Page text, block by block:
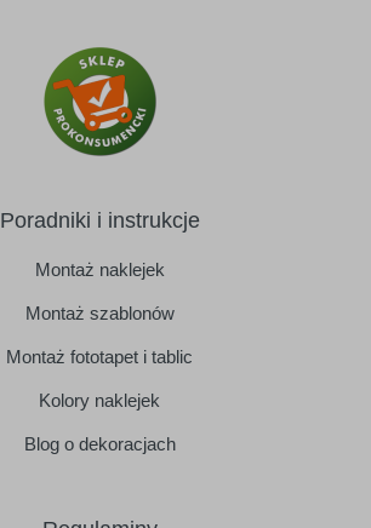
Poradniki i instrukcje
Montaż naklejek
Montaż szablonów
Montaż fototapet i tablic
Kolory naklejek
Blog o dekoracjach